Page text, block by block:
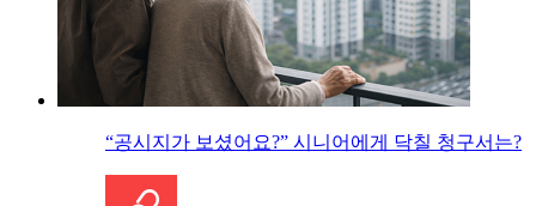
“공시지가 보셨어요?” 시니어에게 닥칠 청구서는?